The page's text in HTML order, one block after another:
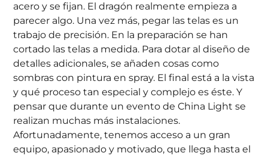
acero y se fijan. El dragón realmente empieza a
parecer algo. Una vez más, pegar las telas es un
trabajo de precisión. En la preparación se han
cortado las telas a medida. Para dotar al diseño de
detalles adicionales, se añaden cosas como
sombras con pintura en spray. El final está a la vista
y qué proceso tan especial y complejo es éste. Y
pensar que durante un evento de China Light se
realizan muchas más instalaciones.
Afortunadamente, tenemos acceso a un gran
equipo, apasionado y motivado, que llega hasta el